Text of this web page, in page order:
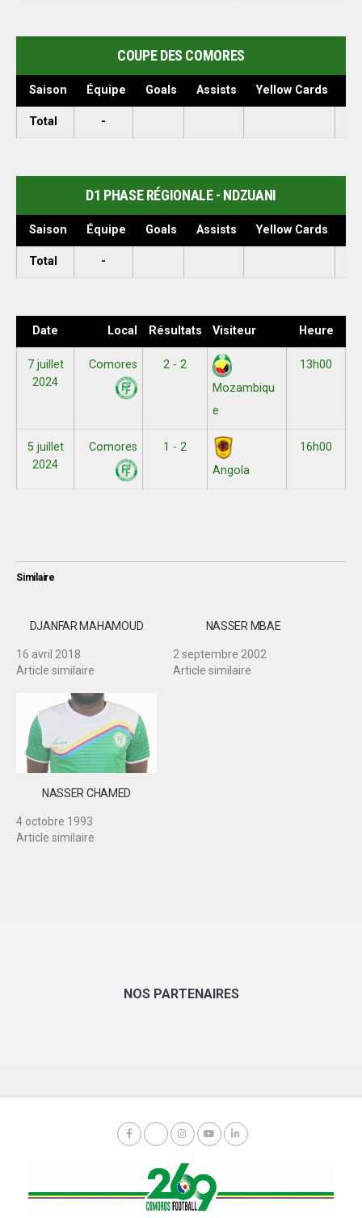
COUPE DES COMORES
Saison Équipe Goals Assists Yellow Cards
Total -
D1 PHASE RÉGIONALE - NDZUANI
Saison Équipe Goals Assists Yellow Cards
Total -
Date Local Résultats Visiteur Heure
7 juillet
2024
Comores
2 - 2
Mozambiqu
e
13h00
5 juillet
2024
Comores
1 - 2
Angola
16h00
Similaire
DJANFAR MAHAMOUD
16 avril 2018
Article similaire
NASSER MBAE
2 septembre 2002
Article similaire
NASSER CHAMED
4 octobre 1993
Article similaire
NOS PARTENAIRES